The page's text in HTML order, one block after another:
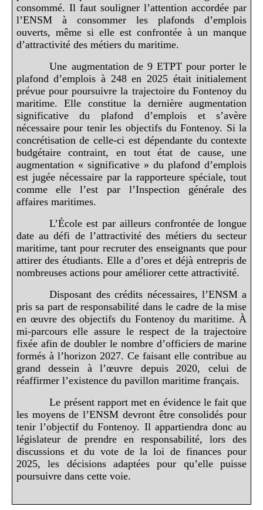
consommé. Il faut souligner l’attention accordée par
l’ENSM à consommer les plafonds d’emplois
ouverts, même si elle est confrontée à un manque
d’attractivité des métiers du maritime.
Une augmentation de 9 ETPT pour porter le
plafond d’emplois à 248 en 2025 était initialement
prévue pour poursuivre la trajectoire du Fontenoy du
maritime. Elle constitue la dernière augmentation
significative du plafond d’emplois et s’avère
nécessaire pour tenir les objectifs du Fontenoy. Si la
concrétisation de celle-ci est dépendante du contexte
budgétaire contraint, en tout état de cause, une
augmentation « significative » du plafond d’emplois
est jugée nécessaire par la rapporteure spéciale, tout
comme elle l’est par l’Inspection générale des
affaires maritimes.
L’École est par ailleurs confrontée de longue
date au défi de l’attractivité des métiers du secteur
maritime, tant pour recruter des enseignants que pour
attirer des étudiants. Elle a d’ores et déjà entrepris de
nombreuses actions pour améliorer cette attractivité.
Disposant des crédits nécessaires, l’ENSM a
pris sa part de responsabilité dans le cadre de la mise
en œuvre des objectifs du Fontenoy du maritime. À
mi-parcours elle assure le respect de la trajectoire
fixée afin de doubler le nombre d’officiers de marine
formés à l’horizon 2027. Ce faisant elle contribue au
grand dessein à l’œuvre depuis 2020, celui de
réaffirmer l’existence du pavillon maritime français.
Le présent rapport met en évidence le fait que
les moyens de l’ENSM devront être consolidés pour
tenir l’objectif du Fontenoy. Il appartiendra donc au
législateur de prendre en responsabilité, lors des
discussions et du vote de la loi de finances pour
2025, les décisions adaptées pour qu’elle puisse
poursuivre dans cette voie.